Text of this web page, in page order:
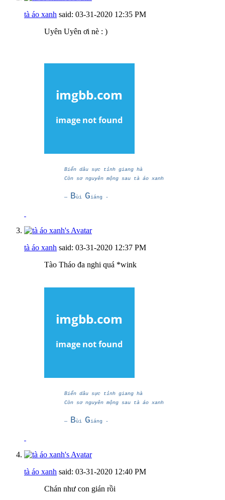
tà áo xanh said: 03-31-2020 12:35 PM
Uyên Uyên ơi nè : )
Biển dâu sực tỉnh giang hà
Còn sơ nguyên mộng sau tà áo xanh
― Bùi Giáng -
tà áo xanh said: 03-31-2020 12:37 PM
Tào Tháo đa nghi quá *wink
Biển dâu sực tỉnh giang hà
Còn sơ nguyên mộng sau tà áo xanh
― Bùi Giáng -
tà áo xanh said: 03-31-2020 12:40 PM
Chán như con gián rồi